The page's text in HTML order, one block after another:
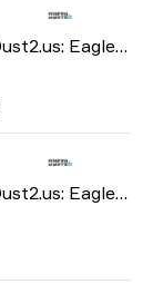
Dust2.us: Eagle Masters season 5 2025
Dust2.us: Eagle Masters season 5 2025